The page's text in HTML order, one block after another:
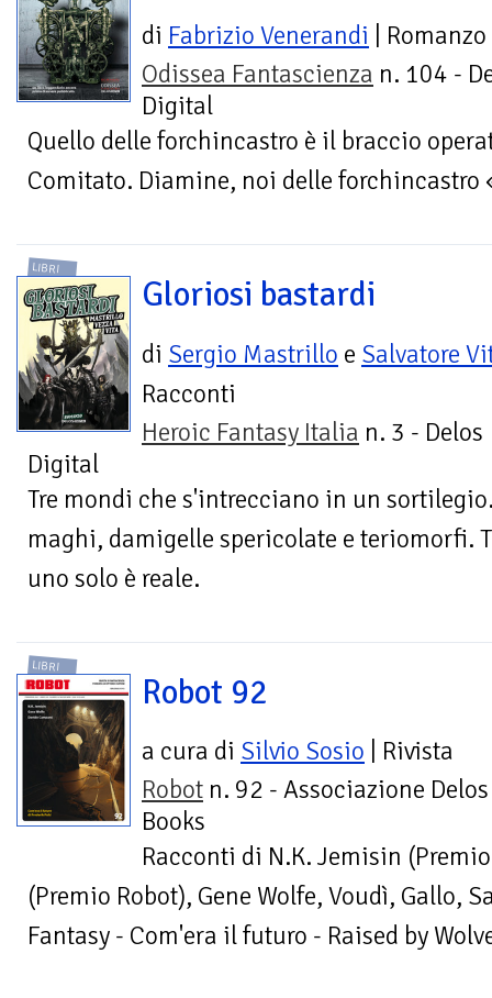
di Fabrizio Venerandi | Romanzo
Odissea Fantascienza n. 104 -
Digital
Quello delle forchincastro è il braccio
Comitato. Diamine, noi delle forchincastro
LIBRI
Gloriosi bastardi
di Sergio Mastrillo e Salvatore
Racconti
Heroic Fantasy Italia n. 3 - Delos
Digital
Tre mondi che s'intrecciano in un
maghi, damigelle spericolate e teriomorfi.
uno solo è reale.
LIBRI
Robot 92
a cura di Silvio Sosio | Rivista
Robot n. 92 - Associazione Delos
Books
Racconti di N.K. Jemisin
(Premio Robot), Gene Wolfe, Voudì, Gallo,
Fantasy - Com'era il futuro - Raised by